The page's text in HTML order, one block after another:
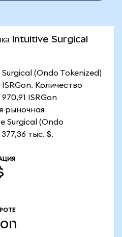
Intuitive Surgical
(Ondo Tokenized)
Количество
ISRGon
рыночная
Surgical (Ondo
тыс. $.